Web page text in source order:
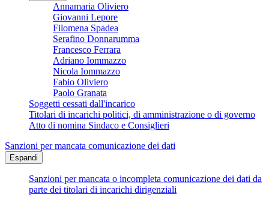
Annamaria Oliviero
Giovanni Lepore
Filomena Spadea
Serafino Donnarumma
Francesco Ferrara
Adriano Iommazzo
Nicola Iommazzo
Fabio Oliviero
Paolo Granata
Soggetti cessati dall'incarico
Titolari di incarichi politici, di amministrazione o di governo
Atto di nomina Sindaco e Consiglieri
Sanzioni per mancata comunicazione dei dati
Espandi
Sanzioni per mancata o incompleta comunicazione dei dati da
parte dei titolari di incarichi dirigenziali